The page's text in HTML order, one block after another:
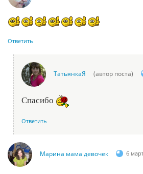
Ответить
ТатьянкаЯ (автор поста)
Спасибо
Ответить
Марина мама девочек 6